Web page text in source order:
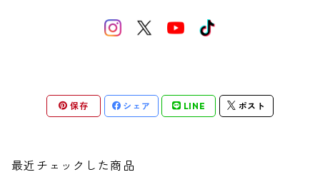
保存 シェア LINE ポスト
最近チェックした商品